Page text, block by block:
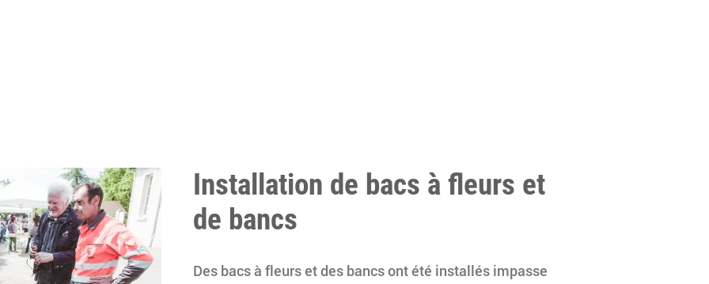
Installation de bacs à fleurs et
de bancs
Des bacs à fleurs et des bancs ont été installés impasse